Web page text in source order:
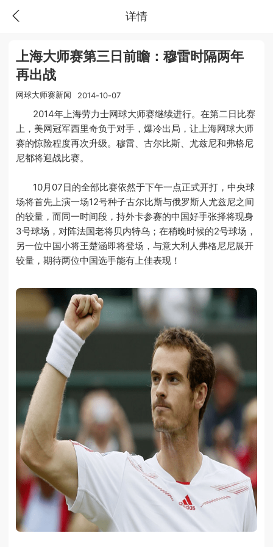
详情
上海大师赛第三日前瞻：穆雷时隔两年
再出战
网球大师赛新闻 2014-10-07
2014年上海劳力士网球大师赛继续进行。在第二日比赛
上，美网冠军西里奇负于对手，爆冷出局，让上海网球大师
赛的惊险程度再次升级。穆雷、古尔比斯、尤兹尼和弗格尼
尼都将迎战比赛。
10月07日的全部比赛依然于下午一点正式开打，中央球
场将首先上演一场12号种子古尔比斯与俄罗斯人尤兹尼之间
的较量，而同一时间段，持外卡参赛的中国好手张择将现身
3号球场，对阵法国老将贝内特乌；在稍晚时候的2号球场，
另一位中国小将王楚涵即将登场，与意大利人弗格尼尼展开
较量，期待两位中国选手能有上佳表现！